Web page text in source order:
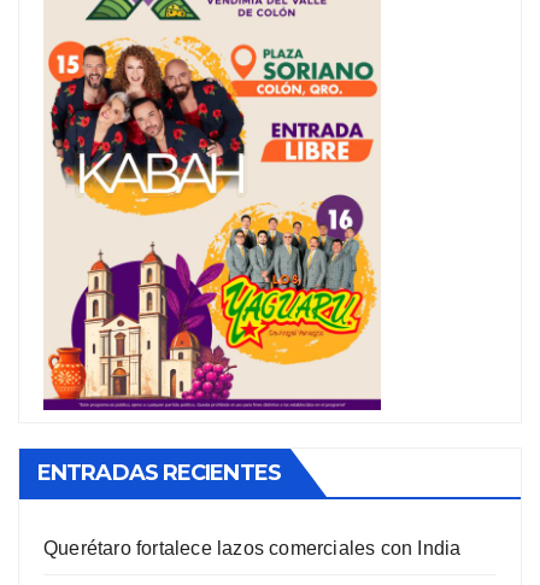
ENTRADAS RECIENTES
Querétaro fortalece lazos comerciales con India